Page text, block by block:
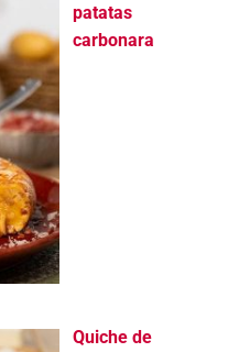
patatas
carbonara
Quiche de